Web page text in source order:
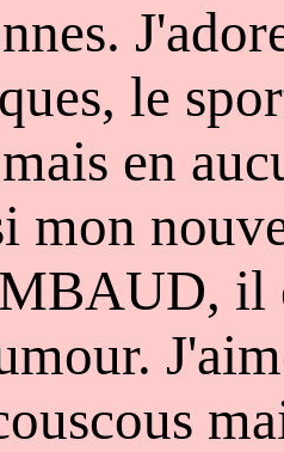
le
en
mon
il